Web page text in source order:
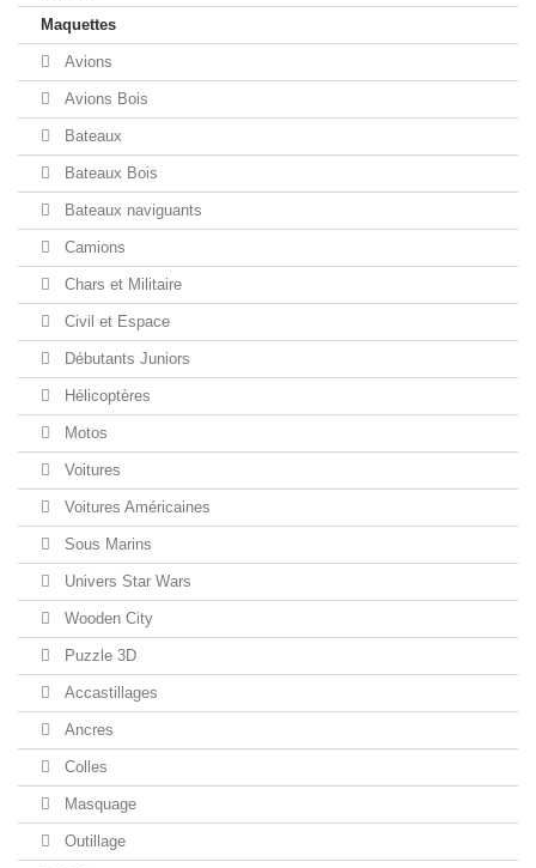
Maquettes
Avions
Avions Bois
Bateaux
Bateaux Bois
Bateaux naviguants
Camions
Chars et Militaire
Civil et Espace
Débutants Juniors
Hélicoptères
Motos
Voitures
Voitures Américaines
Sous Marins
Univers Star Wars
Wooden City
Puzzle 3D
Accastillages
Ancres
Colles
Masquage
Outillage